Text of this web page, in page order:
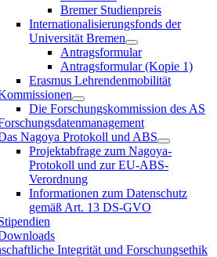
Bremer Studienpreis
Internationalisierungsfonds der
Universität Bremen
Antragsformular
Antragsformular (Kopie 1)
Erasmus Lehrendenmobilität
Die Forschungskommission des AS
Nagoya Protokoll und ABS
Projektabfrage zum Nagoya-
Protokoll und zur EU-ABS-
Verordnung
Informationen zum Datenschutz
gemäß Art. 13 DS-GVO
Integrität und Forschungsethik